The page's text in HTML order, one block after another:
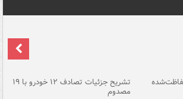
تشریح جزئیات تصادف ۱۲ خودرو با ۱۹
مصدوم